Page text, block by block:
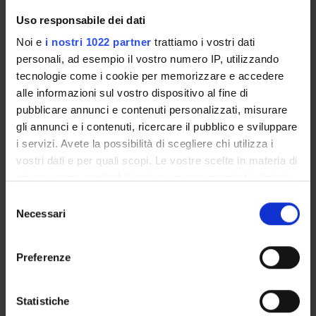
Uso responsabile dei dati
Noi e i nostri 1022 partner trattiamo i vostri dati
personali, ad esempio il vostro numero IP, utilizzando
tecnologie come i cookie per memorizzare e accedere
alle informazioni sul vostro dispositivo al fine di
pubblicare annunci e contenuti personalizzati, misurare
gli annunci e i contenuti, ricercare il pubblico e sviluppare
i servizi. Avete la possibilità di scegliere chi utilizza i
vostri dati e per quali scopi. Le vostre scelte in materia di
modificare o revocare il proprio consenso in qualsiasi
momento dalla Dichiarazione sui cookie o facendo clic
raccogliere informazioni sulla tua posizione
delNecessari
Preferenze
Statistiche
Govoni Iuri
Technical-administrative staff
Guglielmino Damiano
Specializzando
Imperadore Giuseppe
Temporary Professor
Lombardi Valentina
Specializzando
Marasci Isabella Olga
Marchi Valeria
Mascanzoni Andrea
Mason Federica